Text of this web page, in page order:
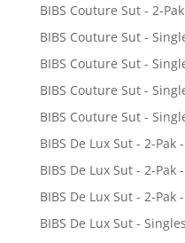
BIBS Couture Sut - 2-
BIBS Couture Sut -
BIBS Couture Sut -
BIBS Couture Sut -
BIBS Couture Sut -
BIBS De Lux Sut - 2-Pak
BIBS De Lux Sut - 2-
BIBS De Lux Sut - 2-
BIBS De Lux Sut -